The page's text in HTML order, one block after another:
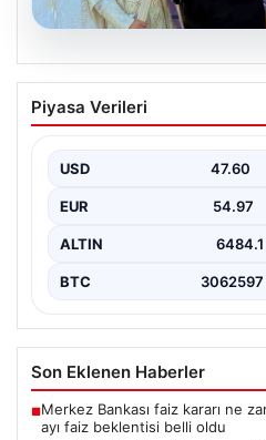
Çanakkale’de böcek
dönüştü. Yusuf öldü,
Piyasa Verileri
USD 47.60
EUR 54.97
ALTIN 6484.1
BTC 3062597
Son Eklenen Haberler
■Merkez Bankası faiz kararı ne
ayı faiz beklentisi belli oldu